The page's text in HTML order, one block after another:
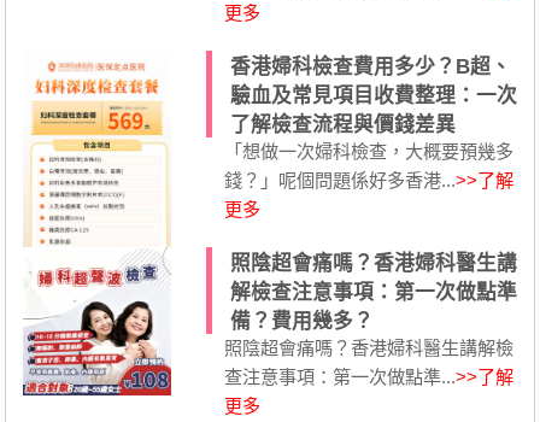
更多
香港婦科檢查費用多少？B超、
驗血及常見項目收費整理：一次
了解檢查流程與價錢差異
「想做一次婦科檢查，大概要預幾多
錢？」呢個問題係好多香港...>>了解
更多
照陰超會痛嗎？香港婦科醫生講
解檢查注意事項：第一次做點準
備？費用幾多？
照陰超會痛嗎？香港婦科醫生講解檢
查注意事項：第一次做點準...>>了解
更多